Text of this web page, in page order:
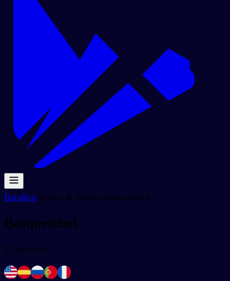
Baralhos/Sports & Fitness/Basquetebol
Basquetebol
25 palavras